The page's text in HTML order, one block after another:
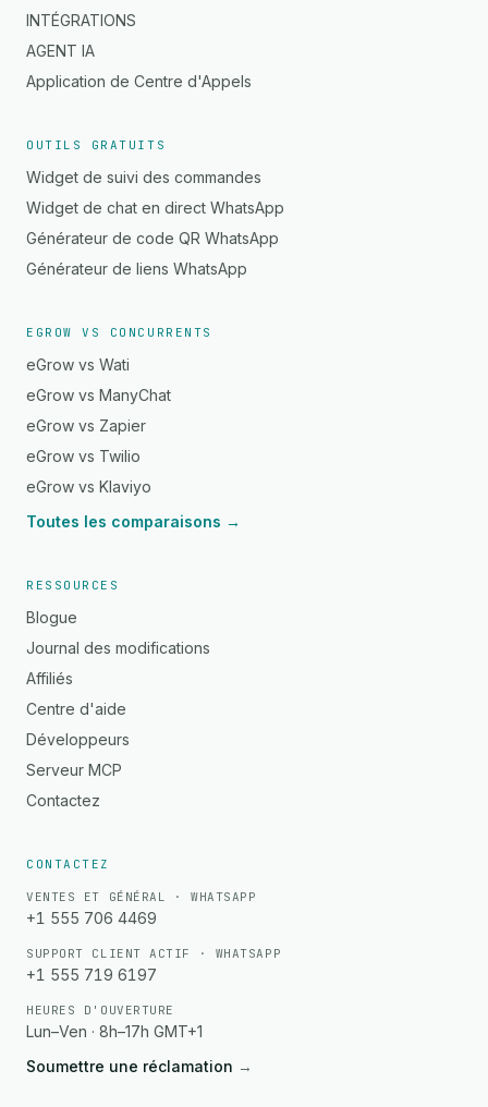
INTÉGRATIONS
AGENT IA
Application de Centre d'Appels
OUTILS GRATUITS
Widget de suivi des commandes
Widget de chat en direct WhatsApp
Générateur de code QR WhatsApp
Générateur de liens WhatsApp
EGROW VS CONCURRENTS
eGrow vs Wati
eGrow vs ManyChat
eGrow vs Zapier
eGrow vs Twilio
eGrow vs Klaviyo
Toutes les comparaisons →
RESSOURCES
Blogue
Journal des modifications
Affiliés
Centre d'aide
Développeurs
Serveur MCP
Contactez
CONTACTEZ
VENTES ET GÉNÉRAL · WHATSAPP
+1 555 706 4469
SUPPORT CLIENT ACTIF · WHATSAPP
+1 555 719 6197
HEURES D'OUVERTURE
Lun–Ven · 8h–17h GMT+1
Soumettre une réclamation →